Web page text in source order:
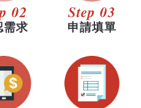
02
需求
Step 03
申請填單